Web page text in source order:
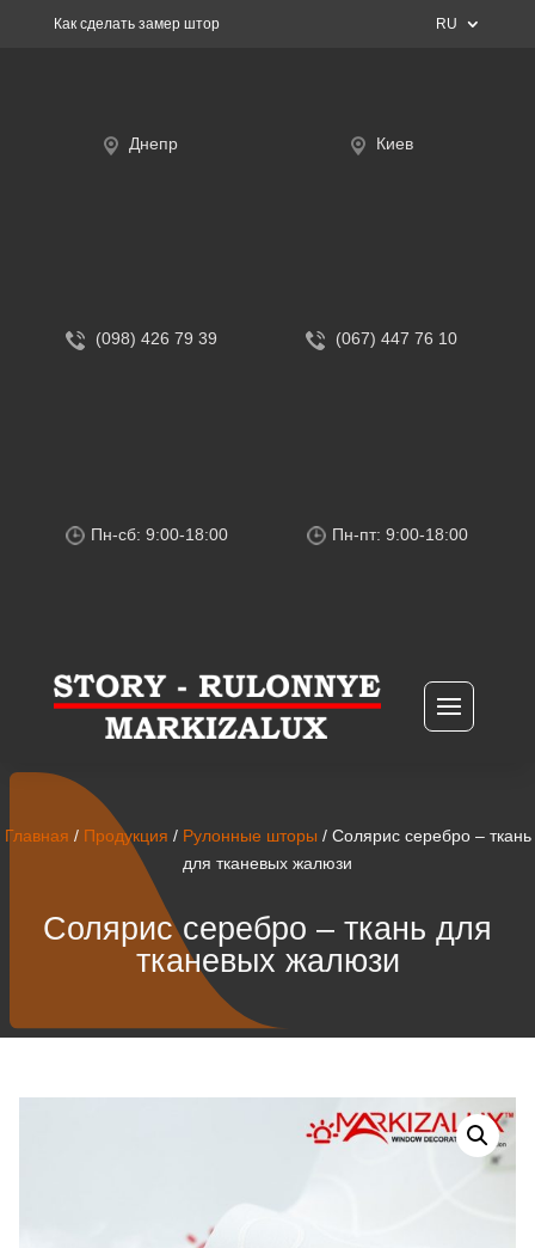
Как сделать замер штор RU
Днепр
(098) 426 79 39
Пн-сб: 9:00-18:00
Киев
(067) 447 76 10
Пн-пт: 9:00-18:00
Главная / Продукция / Рулонные шторы / Солярис серебро – ткань
для тканевых жалюзи
Солярис серебро – ткань для
тканевых жалюзи